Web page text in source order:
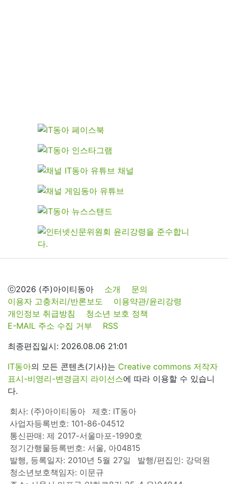
ⓒ2026 (주)아이티동아 소개
문의
이용자 고충처리/반론보도
이용약관/윤리강령
개인정보 취급방침
청소년 보호 정책
E-MAIL 주소 수집 거부
RSS
최종편집일시: 2026.08.06 21:01
IT동아의 모든 콘텐츠(기사)는 Creative commons 저작자
표시-비영리-변경금지 라이선스에 따라 이용할 수 있습니
다.
회사: (주)아이티동아
제호: IT동아
사업자등록번호: 101-86-04512
통신판매: 제 2017-서울마포-1990호
정기간행물등록번호: 서울, 아04815
발행, 등록일자: 2010년 5월 27일
발행/편집인: 강덕원
청소년보호책임자: 이문규